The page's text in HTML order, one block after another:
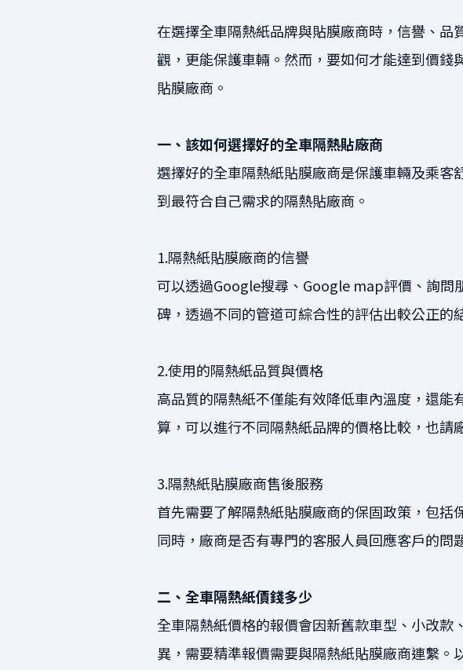
在選擇全車隔熱紙品牌與貼膜廠商時，信譽、
觀，更能保護車輛。然而，要如何才能達到價
貼膜廠商。
一、該如何選擇好的全車隔熱貼廠商
選擇好的全車隔熱紙貼膜廠商是保護車輛及乘
到最符合自己需求的隔熱貼廠商。
1.隔熱紙貼膜廠商的信譽
可以透過Google搜尋、Google map評價、詢問
碑，透過不同的管道可綜合性的評估出較公正的
2.使用的隔熱紙品質與價格
高品質的隔熱紙不僅能有效降低車內溫度，還
算，可以進行不同隔熱紙品牌的價格比較，也請
3.隔熱紙貼膜廠商售後服務
首先需要了解隔熱紙貼膜廠商的保固政策，包括
同時，廠商是否有專門的客服人員回應客戶的問
二、全車隔熱紙價錢多少
全車隔熱紙價格的報價會因新舊款車型、小改
異，需要精準報價需要與隔熱紙貼膜廠商連繫